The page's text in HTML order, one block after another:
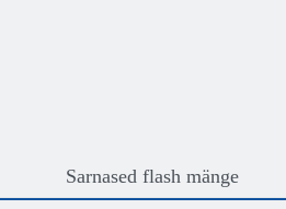
Sarnased flash mänge